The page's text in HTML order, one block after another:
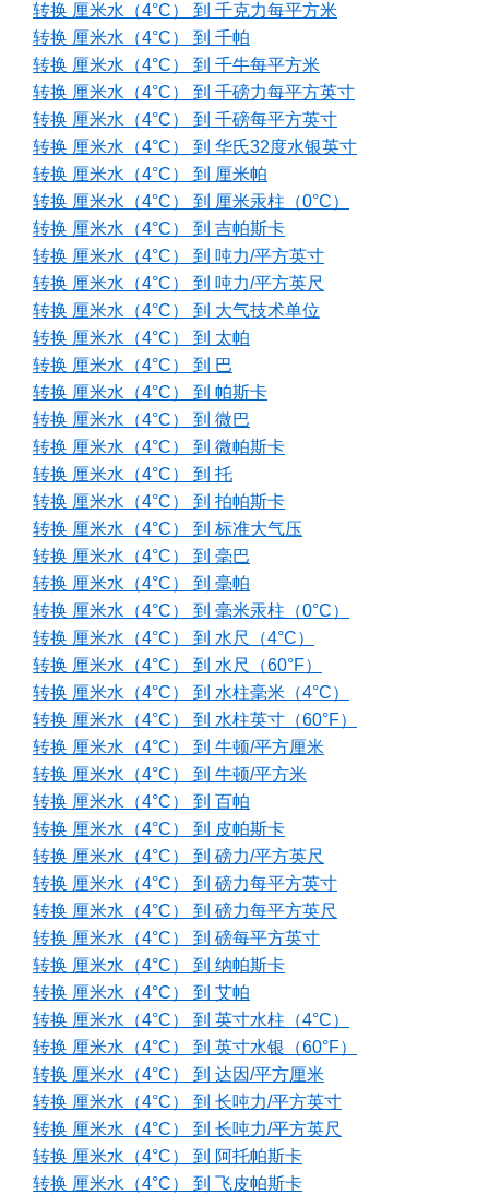
转换 厘米水（4°C） 到 千克力每平方米
转换 厘米水（4°C） 到 千帕
转换 厘米水（4°C） 到 千牛每平方米
转换 厘米水（4°C） 到 千磅力每平方英寸
转换 厘米水（4°C） 到 千磅每平方英寸
转换 厘米水（4°C） 到 华氏32度水银英寸
转换 厘米水（4°C） 到 厘米帕
转换 厘米水（4°C） 到 厘米汞柱（0°C）
转换 厘米水（4°C） 到 吉帕斯卡
转换 厘米水（4°C） 到 吨力/平方英寸
转换 厘米水（4°C） 到 吨力/平方英尺
转换 厘米水（4°C） 到 大气技术单位
转换 厘米水（4°C） 到 太帕
转换 厘米水（4°C） 到 巴
转换 厘米水（4°C） 到 帕斯卡
转换 厘米水（4°C） 到 微巴
转换 厘米水（4°C） 到 微帕斯卡
转换 厘米水（4°C） 到 托
转换 厘米水（4°C） 到 拍帕斯卡
转换 厘米水（4°C） 到 标准大气压
转换 厘米水（4°C） 到 毫巴
转换 厘米水（4°C） 到 毫帕
转换 厘米水（4°C） 到 毫米汞柱（0°C）
转换 厘米水（4°C） 到 水尺（4°C）
转换 厘米水（4°C） 到 水尺（60°F）
转换 厘米水（4°C） 到 水柱毫米（4°C）
转换 厘米水（4°C） 到 水柱英寸（60°F）
转换 厘米水（4°C） 到 牛顿/平方厘米
转换 厘米水（4°C） 到 牛顿/平方米
转换 厘米水（4°C） 到 百帕
转换 厘米水（4°C） 到 皮帕斯卡
转换 厘米水（4°C） 到 磅力/平方英尺
转换 厘米水（4°C） 到 磅力每平方英寸
转换 厘米水（4°C） 到 磅力每平方英尺
转换 厘米水（4°C） 到 磅每平方英寸
转换 厘米水（4°C） 到 纳帕斯卡
转换 厘米水（4°C） 到 艾帕
转换 厘米水（4°C） 到 英寸水柱（4°C）
转换 厘米水（4°C） 到 英寸水银（60°F）
转换 厘米水（4°C） 到 达因/平方厘米
转换 厘米水（4°C） 到 长吨力/平方英寸
转换 厘米水（4°C） 到 长吨力/平方英尺
转换 厘米水（4°C） 到 阿托帕斯卡
转换 厘米水（4°C） 到 飞皮帕斯卡